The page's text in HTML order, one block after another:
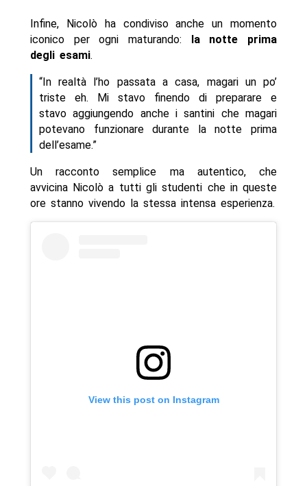
Infine, Nicolò ha condiviso anche un momento
iconico per ogni maturando: la notte prima
degli esami.
“In realtà l’ho passata a casa, magari un po’
triste eh. Mi stavo finendo di preparare e
stavo aggiungendo anche i santini che magari
potevano funzionare durante la notte prima
dell’esame.”
Un racconto semplice ma autentico, che
avvicina Nicolò a tutti gli studenti che in queste
ore stanno vivendo la stessa intensa esperienza.
View this post on Instagram